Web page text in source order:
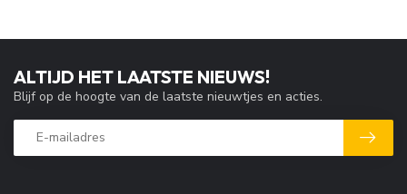
ALTIJD HET LAATSTE NIEUWS!
Blijf op de hoogte van de laatste nieuwtjes en acties.